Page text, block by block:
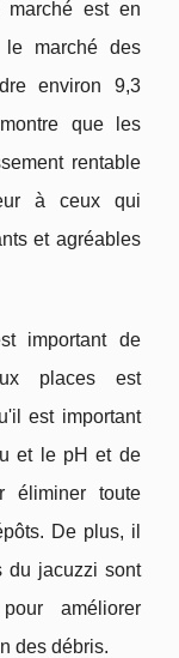
est en
le marché des
environ 9,3
que les
rentable
à ceux qui
et agréables
important de
places est
est important
et le pH et de
éliminer toute
De plus, il
du jacuzzi sont
améliorer
des débris.